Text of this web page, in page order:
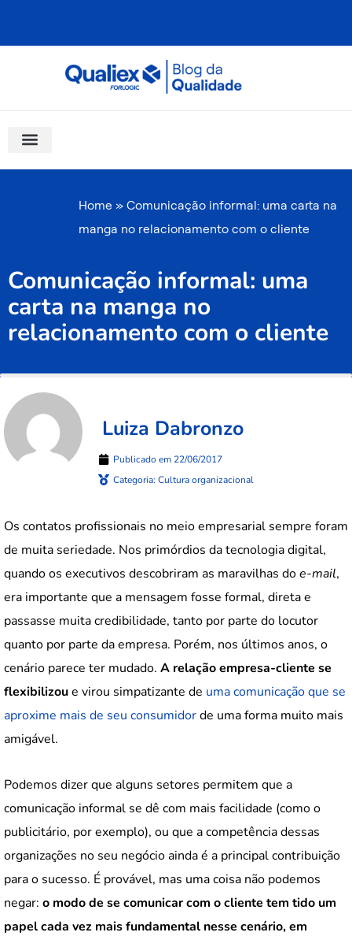
Home » Comunicação informal: uma carta na
manga no relacionamento com o cliente
Comunicação informal: uma
carta na manga no
relacionamento com o cliente
Luiza Dabronzo
Publicado em 22/06/2017
Categoria: Cultura organizacional
Os contatos profissionais no meio empresarial sempre foram
de muita seriedade. Nos primórdios da tecnologia digital,
quando os executivos descobriram as maravilhas doe-mail,
era importante que a mensagem fosse formal, direta e
passasse muita credibilidade, tanto por parte do locutor
quanto por parte da empresa. Porém, nos últimos anos, o
cenário parece ter mudado. A relação empresa-cliente se
flexibilizoue virou simpatizante de uma comunicação que se
aproxime mais de seu consumidorde uma forma muito mais
amigável.
Podemos dizer que alguns setores permitem que a
comunicação informal se dê com mais facilidade (como o
publicitário, por exemplo), ou que a competência dessas
organizações no seu negócio ainda é a principal contribuição
para o sucesso. É provável, mas uma coisa não podemos
negar: o modo de se comunicar com o cliente tem tido um
papel cada vez mais fundamental nesse cenário, em